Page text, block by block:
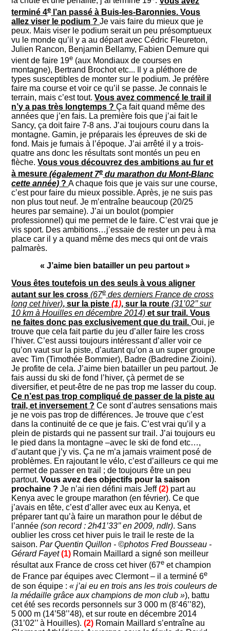
terminé 4el’an passé à Buis-les-Baronnies. Vous
allez viser le podium ?Je vais faire du mieux que je
peux. Mais viser le podium serait un peu présomptueux
vu le monde qu’il y a au départ avec Cédric Fleureton,
Julien Rancon, Benjamin Bellamy, Fabien Demure qui
vient de faire 19e (aux Mondiaux de courses en
montagne), Bertrand Brochot etc... Il y a pléthore de
types susceptibles de monter sur le podium. Je préfère
faire ma course et voir ce qu’il se passe. Je connais le
terrain, mais c’est tout.Vous avez commencé le trail il
n’y a pas très longtemps ?Ça fait quand même des
années que j’en fais. La première fois que j’ai fait le
Sancy, ça doit faire 7-8 ans. J’ai toujours couru dans la
montagne. Gamin, je préparais les épreuves de ski de
fond. Mais je fumais à l’époque. J’ai arrêté il y a trois-
quatre ans donc les résultats sont montés un peu en
flèche.Vous vous découvrez des ambitions au fur et
à mesure(également 7edu marathon du Mont-Blanc
cette année) ?A chaque fois que je vais sur une course,
c’est pour faire du mieux possible. Après, je ne suis pas
non plus tout neuf. Je m’entraîne beaucoup (20/25
heures par semaine). J’ai un boulot (pompier
professionnel) qui me permet de le faire. C’est vrai que je
vis sport. Des ambitions…j’essaie de rester un peu à ma
place car il y a quand même des mecs qui ont de vrais
palmarès.
« J’aime bien batailler un peu partout »
Vous êtes toutefois un des seuls à vous aligner
autant sur les cross(67edes derniers France de cross
long cet hiver), sur la piste(1), sur la route(31’02’’ sur
10 km à Houilles en décembre 2014) et sur trail. Vous
ne faites donc pas exclusivement que du trail.Oui, je
trouve que cela fait partie du jeu d’aller faire les cross
l’hiver. C’est aussi toujours intéressant d’aller voir ce
qu’on vaut sur la piste, d’autant qu’on a un super groupe
avec Tim (Timothée Bommier), Badre (Badredine Zioini).
Je profite de cela. J’aime bien batailler un peu partout. Je
fais aussi du ski de fond l’hiver, çà permet de se
diversifier, et peut-être de ne pas trop me lasser du coup.
Ce n’est pas trop compliqué de passer de la piste au
trail, et inversement ? Ce sont d’autres sensations mais
je ne vois pas trop de différences. Je trouve que c’est
dans la continuité de ce que je fais. C’est vrai qu’il y a
plein de pistards qui ne passent sur trail. J’ai toujours eu
le pied dans la montagne –avec le ski de fond etc…,
d’autant que j’y vis. Ça ne m’a jamais vraiment posé de
problèmes. En rajoutant le vélo, c’est d’ailleurs ce qui me
permet de passer en trail ; de toujours être un peu
partout.Vous avez des objectifs pour la saison
prochaine ?Je n’ai rien défini mais Jeff(2) part au
Kenya avec le groupe marathon (en février). Ce que
j’avais en tête, c’est d’aller avec eux au Kenya, et
préparer tant qu’à faire un marathon pour le début de
l’année(son record : 2h41’33’’ en 2009, ndlr). Sans
oublier les cross cet hiver puis le trail le reste de la
saison.Par Quentin Quillon - ©photos Fred Bousseau -
Gérard Fayet (1) Romain Maillard a signé son meilleur
résultat aux France de cross cet hiver (67e et champion
de France par équipes avec Clermont – il a terminé 6e
de son équipe :« j’ai eu en trois ans les trois couleurs de
la médaille grâce aux champions de mon club »), battu
cet été ses records personnels sur 3 000 m (8’46’’82),
5 000 m (14’58’’48), et sur route en décembre 2014
(31’02’’ à Houilles).(2) Romain Maillard s’entraîne au